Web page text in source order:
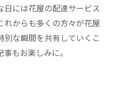
には花屋の配達サービス
れからも多くの方々が花屋
別な瞬間を共有していくこ
もお楽しみに。